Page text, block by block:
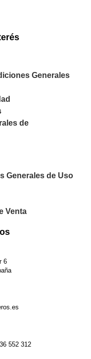
Generales
de
Generales de Uso
Venta
6
552 312